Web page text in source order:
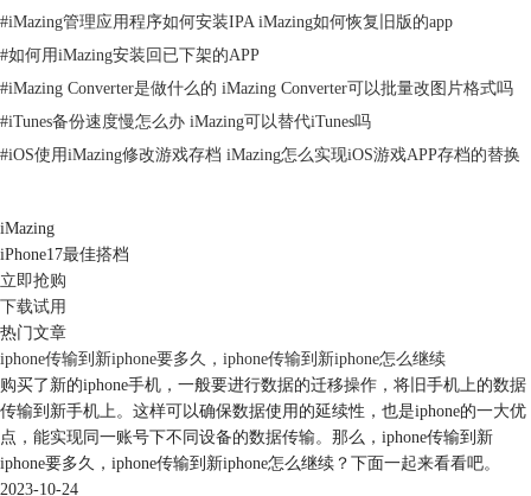
图2：选择目标设备
在转移选项界面中点击应用程序栏下方的“自定义”。
图3：自定义应用程序
接下来选择需要转移备份的软件数据，再点击右下角的“保存”。
#iMazing管理应用程序如何安装IPA iMazing如何恢复旧版的app
#如何用iMazing安装回已下架的APP
#iMazing Converter是做什么的 iMazing Converter可以批量改图片格式吗
#iTunes备份速度慢怎么办 iMazing可以替代iTunes吗
#iOS使用iMazing修改游戏存档 iMazing怎么实现iOS游戏APP存档的替换
iMazing
iPhone17最佳搭档
立即抢购
下载试用
热门文章
iphone传输到新iphone要多久，iphone传输到新iphone怎么继续
购买了新的iphone手机，一般要进行数据的迁移操作，将旧手机上的数据
传输到新手机上。这样可以确保数据使用的延续性，也是iphone的一大优
点，能实现同一账号下不同设备的数据传输。那么，iphone传输到新
iphone要多久，iphone传输到新iphone怎么继续？下面一起来看看吧。
2023-10-24